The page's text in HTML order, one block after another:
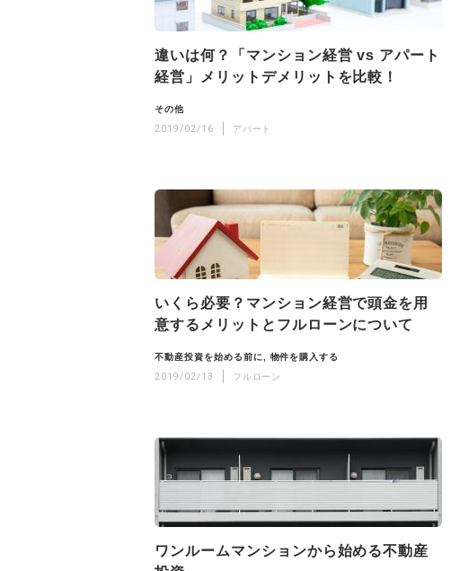
違いは何？「マンション経営 vs アパート
経営」メリットデメリットを比較！
その他
2019/02/16
アパート
いくら必要？マンション経営で頭金を用
意するメリットとフルローンについて
不動産投資を始める前に
物件を購入する
2019/02/13
フルローン
ワンルームマンションから始める不動産